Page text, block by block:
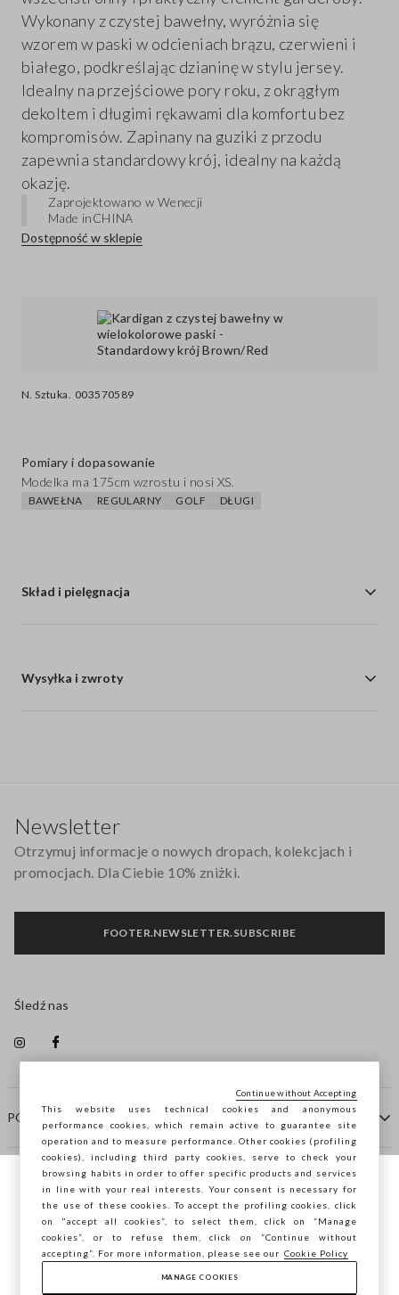
N. Sztuka. 003570589
Wykonany z czystej bawełny, wyróżnia się
wzorem w paski w odcieniach brązu, czerwieni i
białego, podkreślając dzianinę w stylu jersey.
Idealny na przejściowe pory roku, z okrągłym
dekoltem i długimi rękawami dla komfortu bez
kompromisów. Zapinany na guziki z przodu
zapewnia standardowy krój, idealny na każdą
okazję.
Zaprojektowano w Wenecji
Made inCHINA
Dostępność w sklepie
Pomiary i dopasowanie
Modelka ma 175cm wzrostu i nosi XS.
BAWEŁNA REGULARNY GOLF DŁUGI
Skład i pielęgnacja
Wysyłka i zwroty
POMOC
FIRMA
KONTAKTY
Newsletter
Otrzymuj informacje o nowych dropach, kolekcjach i
promocjach. Dla Ciebie 10% zniżki.
FOOTER.NEWSLETTER.SUBSCRIBE
Śledź nas
Przeglądasz STEFANEL Italia, chcesz
zapisać swoją lokalizację?
POTWIERDŹ
This website uses technical cookies and anonymous
performance cookies, which remain active to guarantee site
operation and to measure performance. Other cookies (profiling
cookies), including third party cookies, serve to check your
browsing habits in order to offer specific products and services
in line with your real interests. Your consent is necessary for
the use of these cookies. To accept the profiling cookies, click
on "accept all cookies”, to select them, click on “Manage
cookies”, or to refuse them, click on “Continue without
accepting”. For more information, please see our Cookie Policy
MANAGE COOKIES
Continue without Accepting